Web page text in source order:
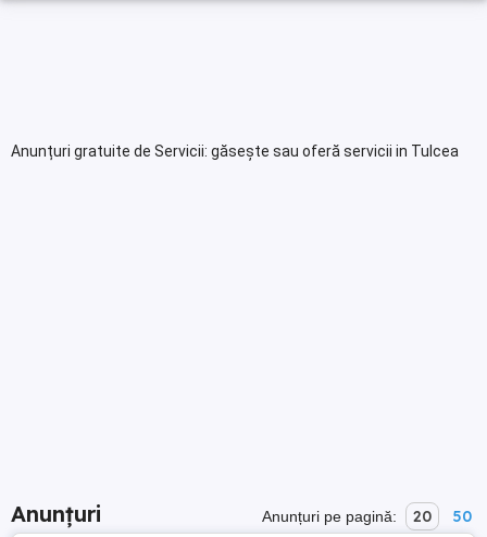
Anunțuri gratuite de Servicii: găsește sau oferă servicii in Tulcea
Anunțuri Anunțuri pe pagină: 20 50